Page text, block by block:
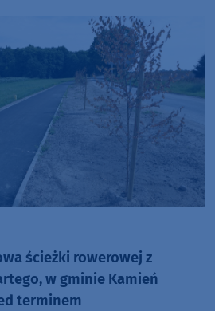
ścieżki rowerowej z
w gminie Kamień
terminem